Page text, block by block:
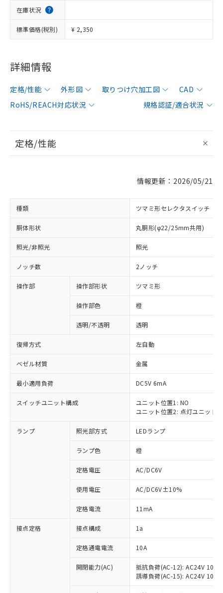
在庫状況
標準価格(税別) ¥ 2,350
詳細情報
定格/性能 外形図 取りつけ穴加工図
CAD
RoHS/REACH対応状況
規格認証/適合状況
定格/性能
情報更新：2026/05/21
種類 ツマミ形セレクタスイッチ
胴体形状 丸胴形(φ22/25mm共用)
照光/非照光 照光
ノッチ数 2ノッチ
操作部 操作部形状 ツマミ形
操作部色 橙
透明/不透明 透明
復帰方式 左自動
ベゼル材質 金属
最小適用負荷 DC5V 6mA
スイッチユニット構成
ユニット位置1: NO
ユニット位置2: 点灯ユニット
ランプ 照光部方式 LEDランプ
ランプ色 橙
定格電圧 AC/DC6V
使用電圧 AC/DC6V±10%
定格電流 11mA
接点定格 接点構成 1a
定格通電電流 10A
開閉能力(AC)
抵抗負荷(AC-12): AC24V 10A/
誘導負荷(AC-15): AC24V
以下の条件をお読みいただき、同意のうえ
本サービスは、当社制御機器事業取扱
商品の当社在庫状況および標準価格
(税抜)を提供させていただくもので
当社制御機器事業取扱商品の中には、
本サービスの対象外となる商品もある
非含有に対応した製品が提供可能な商品で
対応予定：EU RoHS指令（10物質）の非含
有に対応した製品に切り替える予定のある
対応予定なし：EU RoHS指令（10物質）の
非含有に非対応の商品で、対応品を出す予
調査・確認中：EU RoHS指令（10物質）の
非含有の対応状況を調査中または確認中の
非該当品：ライセンス料など無形物で、有
害物質有無と関係のない商品です。
仕入先様の事情により、非含有部品として
「○」：最大均質材料含有率が中国RoHSの
基準値以下であることを示します。
「×」：最大均質材料含有率が中国RoHSの